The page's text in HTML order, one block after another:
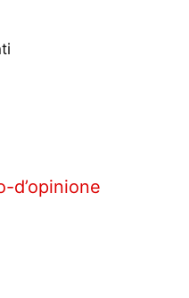
d’opinione